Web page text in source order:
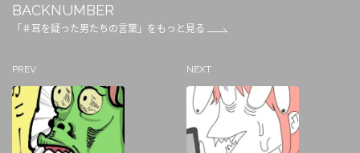
BACKNUMBER
「＃耳を疑った男たちの言葉」をもっと見る
PREV NEXT